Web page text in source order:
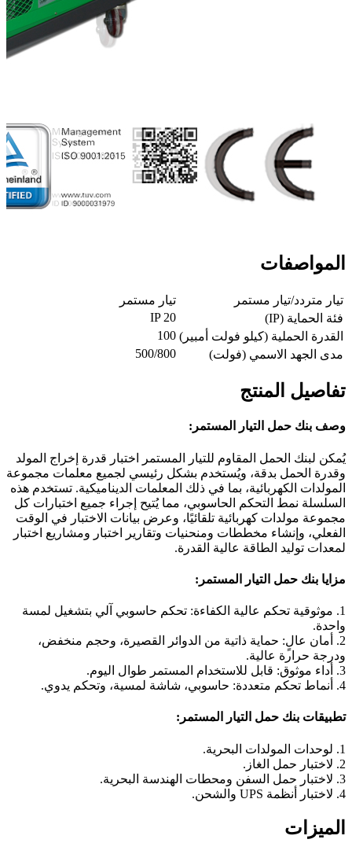
المواصفات
تيار متردد/تيار مستمر
تيار مستمر
فئة الحماية (IP)
IP 20
القدرة الحملية (كيلو فولت أمبير) 100
مدى الجهد الاسمي (فولت)
500/800
تفاصيل المنتج
وصف بنك حمل التيار المستمر:
يُمكن لبنك الحمل المقاوم للتيار المستمر اختبار قدرة إخراج المولد
وقدرة الحمل بدقة، ويُستخدم بشكل رئيسي لجميع معلمات مجموعة
المولدات الكهربائية، بما في ذلك المعلمات الديناميكية. تستخدم هذه
السلسلة نمط التحكم الحاسوبي، مما يُتيح إجراء جميع اختبارات كل
مجموعة مولدات كهربائية تلقائيًا، وعرض بيانات الاختبار في الوقت
الفعلي، وإنشاء مخططات ومنحنيات وتقارير اختبار ومشاريع اختبار
لمعدات توليد الطاقة عالية القدرة.
مزايا بنك حمل التيار المستمر:
1. موثوقية تحكم عالية الكفاءة: تحكم حاسوبي آلي بتشغيل لمسة
واحدة.
2. أمان عالٍ: حماية ذاتية من الدوائر القصيرة، وحجم منخفض،
ودرجة حرارة عالية.
3. أداء موثوق: قابل للاستخدام المستمر طوال اليوم.
4. أنماط تحكم متعددة: حاسوبي، شاشة لمسية، وتحكم يدوي.
تطبيقات بنك حمل التيار المستمر:
1. لوحدات المولدات البحرية.
2. لاختبار حمل الغاز.
3. لاختبار حمل السفن ومحطات الهندسة البحرية.
4. لاختبار أنظمة UPS والشحن.
الميزات